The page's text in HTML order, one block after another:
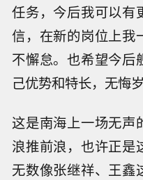
任务，今后我可以有
信，在新的岗位上我
不懈怠。也希望今后
己优势和特长，无悔
这是南海上一场无声
浪推前浪，也许正是
无数像张继祥、王鑫